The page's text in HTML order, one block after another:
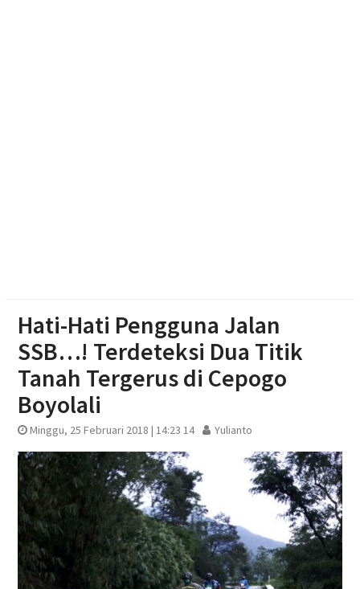
Hati-Hati Pengguna Jalan
SSB…! Terdeteksi Dua Titik
Tanah Tergerus di Cepogo
Boyolali
Minggu, 25 Februari 2018 | 14:23 14 Yulianto